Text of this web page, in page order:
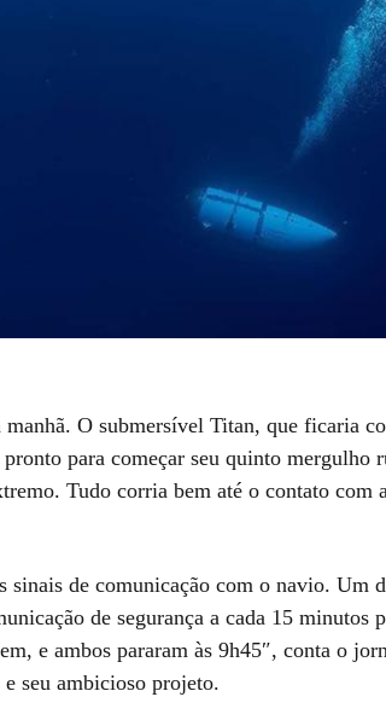
O submersível Titan, que ficaria
para começar seu quinto mergulho
Tudo corria bem até o contato com
sinais de comunicação com o navio. Um
de segurança a cada 15 minutos
e ambos pararam às 9h45″, conta o
seu ambicioso projeto.